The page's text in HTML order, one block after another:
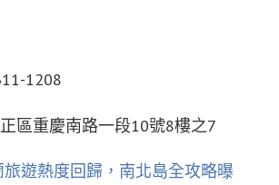
1208
區重慶南路一段10號8樓之7
旅遊熱度回歸，南北島全攻略曝